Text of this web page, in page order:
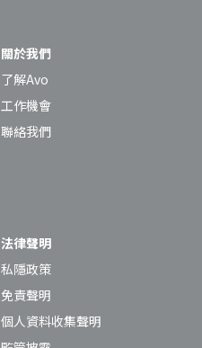
關於我們
了解Avo
工作機會
聯絡我們
法律聲明
私隱政策
免責聲明
個人資料收集聲明